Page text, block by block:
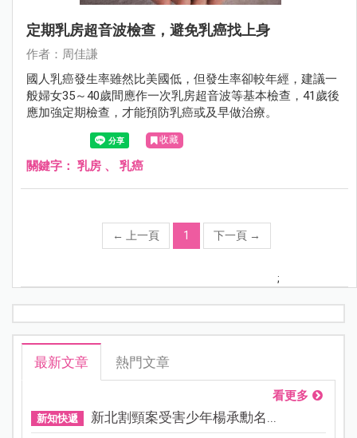
定期乳房超音波檢查，避免乳癌找上身
作者：周佳謙
國人乳癌發生率雖然比美國低，但發生率卻較年經，建議一
般婦女35～40歲間應作一次乳房超音波等基本檢查，41歲後
應加強定期檢查，才能預防乳癌或及早做治療。
收藏
關鍵字： 乳房 、 乳癌
← 上一頁 1 下一頁 →
;
最新文章 熱門文章
看更多
新知快遞 新北割頸案受害少年楊承勳名...